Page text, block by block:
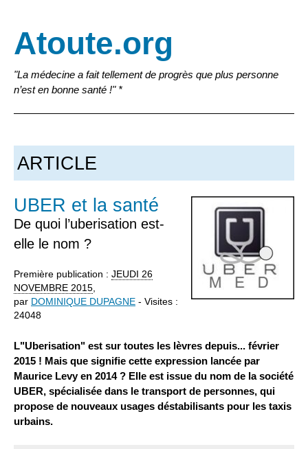
Atoute.org
"La médecine a fait tellement de progrès que plus personne
n’est en bonne santé !" *
ARTICLE
UBER et la santé
De quoi l’uberisation est-
elle le nom ?
Première publication : JEUDI 26
NOVEMBRE 2015,
par DOMINIQUE DUPAGNE - Visites :
24048
L"Uberisation" est sur toutes les lèvres depuis... février
2015 ! Mais que signifie cette expression lancée par
Maurice Levy en 2014 ? Elle est issue du nom de la société
UBER, spécialisée dans le transport de personnes, qui
propose de nouveaux usages déstabilisants pour les taxis
urbains.